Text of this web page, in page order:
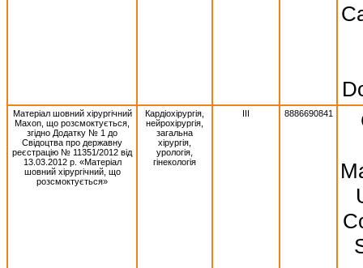
Матеріал шовний хірургічний
Махоn, що розсмоктується,
згідно Додатку № 1 до
Свідоцтва про державну
реєстрацію № 11351/2012 від
13.03.2012 р. «Матеріал
шовний хірургічний, що
розсмоктується»
Кардіохірургія,
нейрохірургія,
загальна
хірургія,
урологія,
гінекологія
III 8886690841